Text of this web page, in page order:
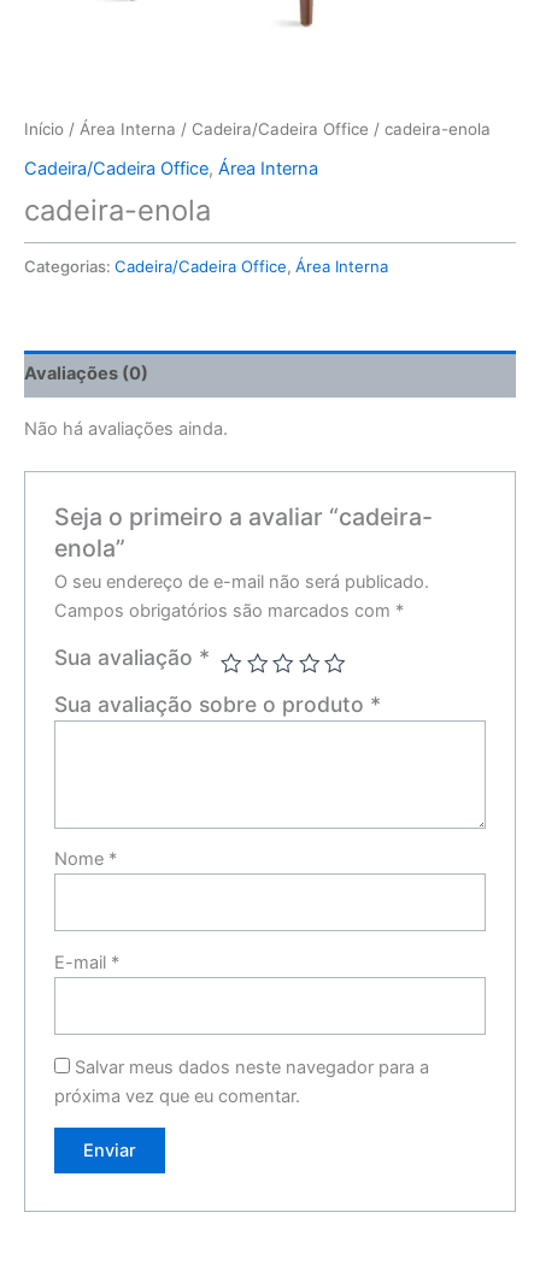
Início / Área Interna / Cadeira/Cadeira Office / cadeira-enola
Cadeira/Cadeira Office, Área Interna
cadeira-enola
Categorias: Cadeira/Cadeira Office, Área Interna
Avaliações (0)
Não há avaliações ainda.
Seja o primeiro a avaliar “cadeira-
enola”
O seu endereço de e-mail não será publicado.
Campos obrigatórios são marcados com *
Sua avaliação *
Sua avaliação sobre o produto *
Nome *
E-mail *
Salvar meus dados neste navegador para a
próxima vez que eu comentar.